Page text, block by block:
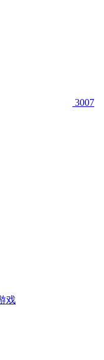
3007